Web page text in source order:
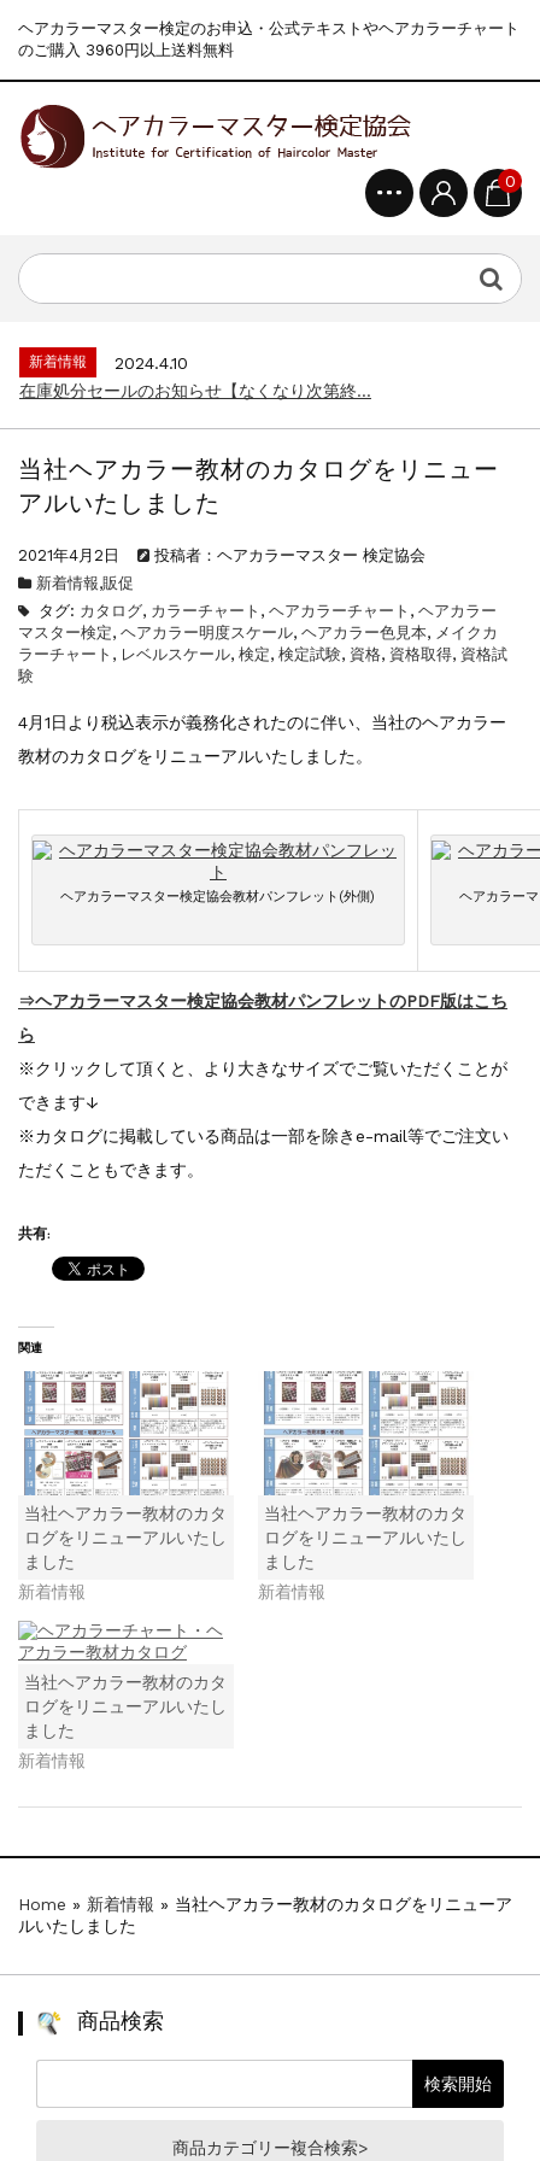
ヘアカラーマスター検定のお申込・公式テキストやヘアカラーチャート
のご購入 3960円以上送料無料
0
新着情報
2024.4.9
一部ヘアカラーチャートのお値引きを行いま...
【新商品】厚口ヘアカラーチャートA4サイ...
新着情報
2024.7.2
新着情報
2024.4.10
在庫処分セールのお知らせ【なくなり次第終...
新着情報
2026.7.1
2026年度夏季・シルバーウィーク休業の...
【新商品】厚口ヘアカラーチャートA4サイ...
新着情報
2024.7.2
9月24日頃よりオンラインショップの送料...
新着情報
2024.4.10
在庫処分セールのお知らせ【なくなり次第終...
2024.4.9
一部ヘアカラーチャートのお値引きを行いま...
当社ヘアカラー教材のカタログをリニュー
アルいたしました
2021年4月2日
投稿者：ヘアカラーマスター 検定協会
新着情報,販促
タグ: カタログ, カラーチャート , ヘアカラーチャート , ヘアカラー
マスター検定, ヘアカラー明度スケール, ヘアカラー色見本, メイクカ
ラーチャート , レベルスケール, 検定, 検定試験, 資格, 資格取得, 資格試
験
4月1日より税込表示が義務化されたのに伴い、当社のヘアカラー
教材のカタログをリニューアルいたしました。
ヘアカラーマスター検定協会教材パンフレット(外側) ヘアカラー
⇒ヘアカラーマスター検定協会教材パンフレットのPDF版はこち
ら
※クリックして頂くと、より大きなサイズでご覧いただくことが
できます↓
※カタログに掲載している商品は一部を除きe-mail等でご注文い
ただくこともできます。
共有:
関連
当社ヘアカラー教材のカタ
ログをリニューアルいたし
ました
新着情報
当社ヘアカラー教材のカタ
ログをリニューアルいたし
ました
新着情報
当社ヘアカラー教材のカタ
ログをリニューアルいたし
ました
新着情報
Home » 新着情報 » 当社ヘアカラー教材のカタログをリニューア
ルいたしました
商品検索
商品カテゴリー複合検索>